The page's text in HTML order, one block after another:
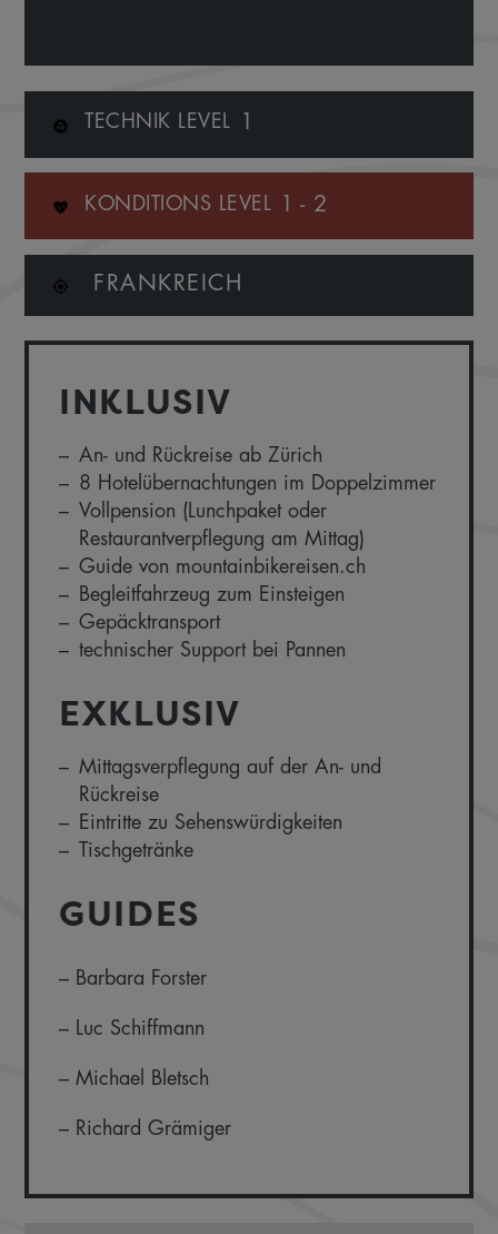
TECHNIK LEVEL 1
KONDITIONS LEVEL 1 - 2
FRANKREICH
INKLUSIV
An- und Rückreise ab Zürich
8 Hotelübernachtungen im Doppelzimmer
Vollpension (Lunchpaket oder
Restaurantverpflegung am Mittag)
Guide von mountainbikereisen.ch
Begleitfahrzeug zum Einsteigen
Gepäcktransport
technischer Support bei Pannen
EXKLUSIV
Mittagsverpflegung auf der An- und
Rückreise
Eintritte zu Sehenswürdigkeiten
Tischgetränke
GUIDES
– Barbara Forster
– Luc Schiffmann
– Michael Bletsch
– Richard Grämiger